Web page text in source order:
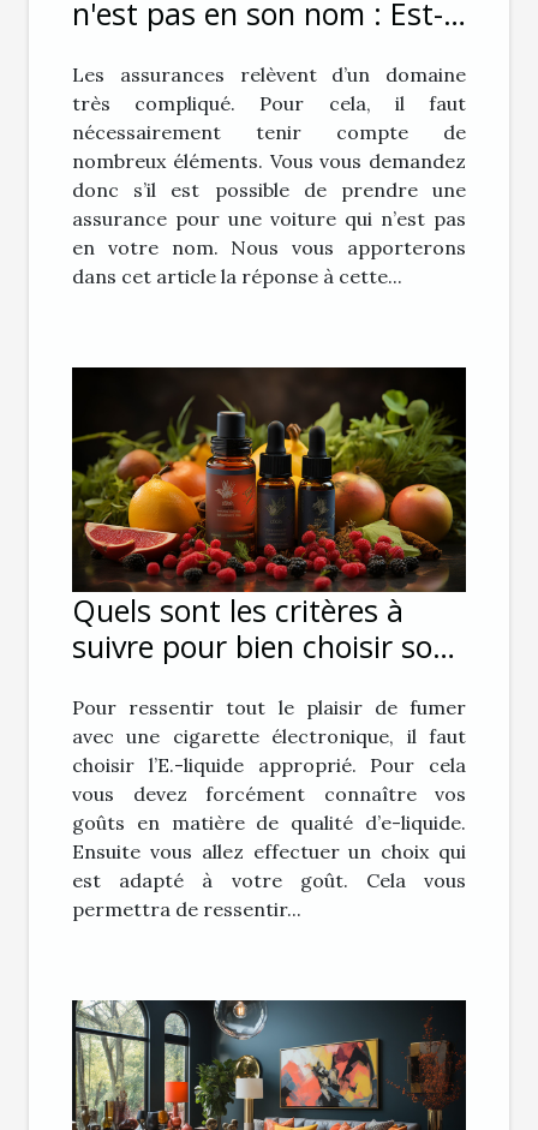
n'est pas en son nom : Est-
Les assurances relèvent d’un domaine
très compliqué. Pour cela, il faut
nécessairement tenir compte de
nombreux éléments. Vous vous demandez
donc s’il est possible de prendre une
assurance pour une voiture qui n’est pas
en votre nom. Nous vous apporterons
dans cet article la réponse à cette...
Quels sont les critères à
suivre pour bien choisir son
électronique ?
Pour ressentir tout le plaisir de fumer
avec une cigarette électronique, il faut
choisir l’E.-liquide approprié. Pour cela
vous devez forcément connaître vos
goûts en matière de qualité d’e-liquide.
Ensuite vous allez effectuer un choix qui
est adapté à votre goût. Cela vous
permettra de ressentir...